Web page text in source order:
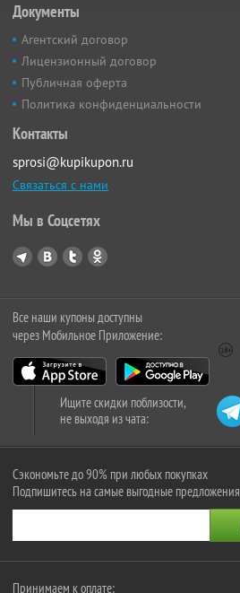
Документы
Агентский договор
Лицензионный договор
Публичная оферта
Политика конфиденциальности
Контакты
sprosi@kupikupon.ru
Связаться с нами
Мы в Соцсетях
Все наши купоны доступны
через Мобильное Приложение:
Ищите скидки поблизости,
не выходя из чата:
Сэкономьте до 90% при любых покупках
Подпишитесь на самые выгодные предложения
Принимаем к оплате: